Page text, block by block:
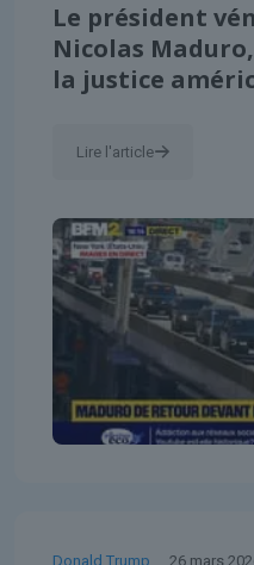
Le président
Nicolas
la justice
Lire l'article
Donald Trump 26 mars